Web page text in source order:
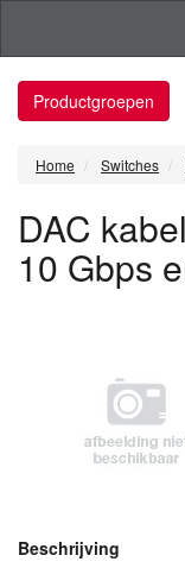
Productgroepen
Home Switches
DAC
10 Gbps
Beschrijving